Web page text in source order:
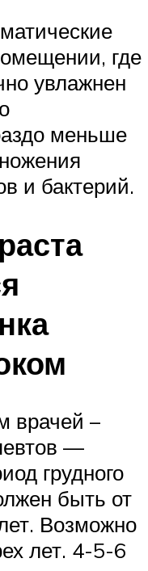
где
увлажнен
меньше
и бактерий.
врачей –
—
грудного
быть от
Возможно
лет. 4-5-6